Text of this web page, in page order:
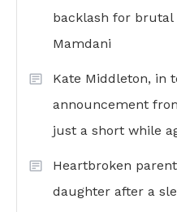
backlash for brutal
Mamdani
Kate Middleton, in
announcement
just a short while
Heartbroken
daughter after a